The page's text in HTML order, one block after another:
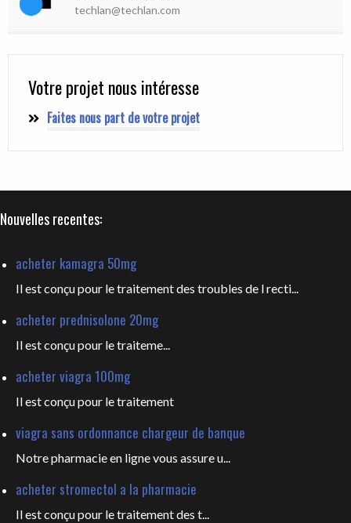
techlan@techlan.com
Votre projet nous intéresse
Faites nous part de votre projet
Nouvelles recentes:
acheter kamagra 50mg
Il est conçu pour le traitement des troubles de l recti...
acheter prednisolone 20mg
Il estconçu pour le traiteme...
acheter viagra 100mg
Il estconçu pour le traitement
viagra sans ordonnance chargeur de banque
Notre pharmacie en ligne vous assure u...
acheter stromectol a la pharmacie
Il est conçu pour letraitement des t...